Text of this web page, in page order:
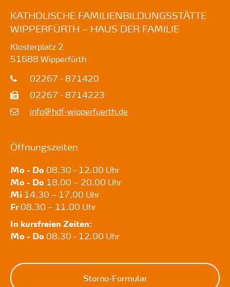
KATHOLISCHE FAMILIENBILDUNGSSTÄTTE
WIPPERFÜRTH – HAUS DER FAMILIE
Klosterplatz 2
51688Wipperfürth
02267 - 871420
02267 - 8714223
info@hdf-wipperfuerth.de
Öffnungszeiten
Mo - Do 08.30 - 12.00 Uhr
Mo - Do 18.00 – 20.00 Uhr
Mi 14.30 – 17.00 Uhr
Fr 08.30 – 11.00 Uhr
In kursfreien Zeiten:
Mo - Do 08.30 - 12.00 Uhr
Storno-Formular